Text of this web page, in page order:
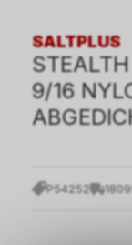
SALTPLUS
9/16
P54252